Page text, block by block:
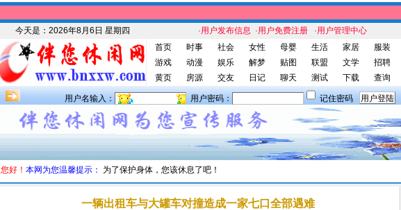
今天是： 2026年8月6日 星期四 ·用户发布信息 ·用户免费注册 ·用户管理中心
首页
时事 社会 女性 母婴 生活 家居 服装
游戏
动漫 娱乐 解梦 贴图 联盟 文学 招聘
黄页
房源 交友 日记 聊天 测试 下载 查询
用户名输入： 用户密码： 记住密码
您好！ 本网为您温馨提示： 为了保护身体，您该休息了吧！
一辆出租车与大罐车对撞造成一家七口全部遇难